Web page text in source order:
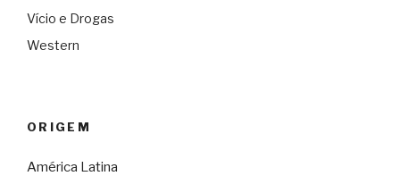
Vício e Drogas
Western
ORIGEM
América Latina